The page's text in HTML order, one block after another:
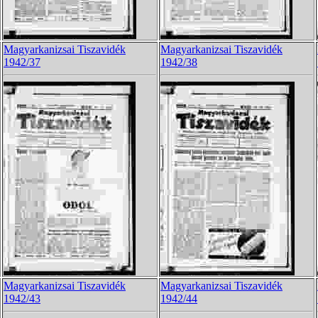
Magyarkanizsai Tiszavidék
1942/37
Magyarkanizsai Tiszavidék
1942/38
Magyarkanizsai Tiszavidék
1942/43
Magyarkanizsai Tiszavidék
1942/44